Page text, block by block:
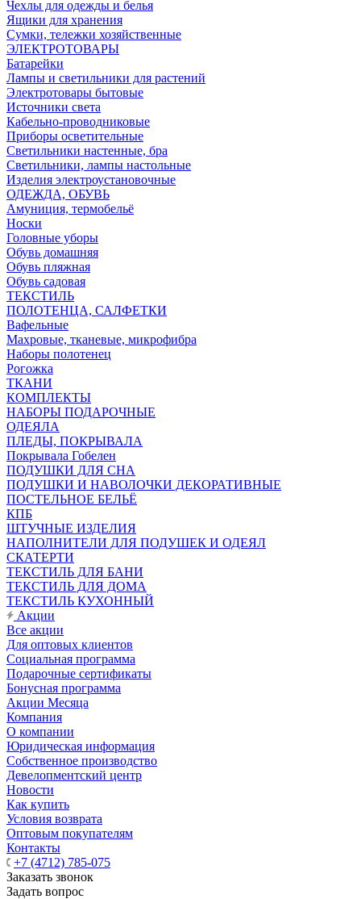
Чехлы для одежды и белья
Ящики для хранения
Сумки, тележки хозяйственные
ЭЛЕКТРОТОВАРЫ
Батарейки
Лампы и светильники для растений
Электротовары бытовые
Источники света
Кабельно-проводниковые
Приборы осветительные
Светильники настенные, бра
Светильники, лампы настольные
Изделия электроустановочные
ОДЕЖДА, ОБУВЬ
Амуниция, термобельё
Носки
Головные уборы
Обувь домашняя
Обувь пляжная
Обувь садовая
ТЕКСТИЛЬ
ПОЛОТЕНЦА, САЛФЕТКИ
Вафельные
Махровые, тканевые, микрофибра
Наборы полотенец
Рогожка
ТКАНИ
КОМПЛЕКТЫ
НАБОРЫ ПОДАРОЧНЫЕ
ОДЕЯЛА
ПЛЕДЫ, ПОКРЫВАЛА
Покрывала Гобелен
ПОДУШКИ ДЛЯ СНА
ПОДУШКИ И НАВОЛОЧКИ ДЕКОРАТИВНЫЕ
ПОСТЕЛЬНОЕ БЕЛЬЁ
КПБ
ШТУЧНЫЕ ИЗДЕЛИЯ
НАПОЛНИТЕЛИ ДЛЯ ПОДУШЕК И ОДЕЯЛ
СКАТЕРТИ
ТЕКСТИЛЬ ДЛЯ БАНИ
ТЕКСТИЛЬ ДЛЯ ДОМА
ТЕКСТИЛЬ КУХОННЫЙ
Акции
Все акции
Для оптовых клиентов
Социальная программа
Подарочные сертификаты
Бонусная программа
Акции Месяца
Компания
О компании
Юридическая информация
Собственное производство
Девелопментский центр
Новости
Как купить
Условия возврата
Оптовым покупателям
Контакты
+7 (4712) 785-075
Заказать звонок
Задать вопрос